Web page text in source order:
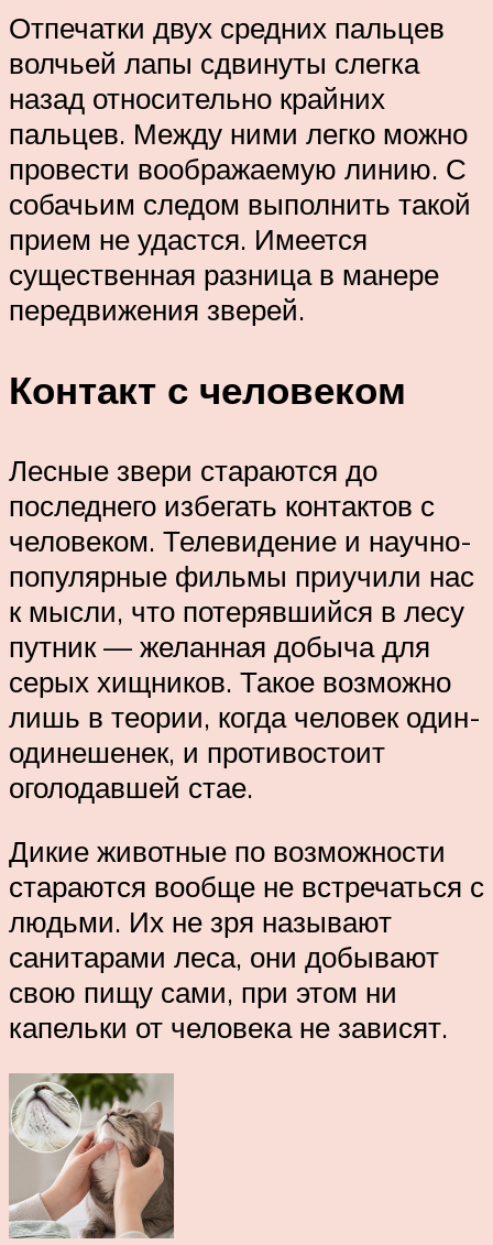
Отпечатки двух средних пальцев
волчьей лапы сдвинуты слегка
назад относительно крайних
пальцев. Между ними легко можно
провести воображаемую линию. С
собачьим следом выполнить такой
прием не удастся. Имеется
существенная разница в манере
передвижения зверей.
Контакт с человеком
Лесные звери стараются до
последнего избегать контактов с
человеком. Телевидение и научно-
популярные фильмы приучили нас
к мысли, что потерявшийся в лесу
путник — желанная добыча для
серых хищников. Такое возможно
лишь в теории, когда человек один-
одинешенек, и противостоит
оголодавшей стае.
Дикие животные по возможности
стараются вообще не встречаться с
людьми. Их не зря называют
санитарами леса, они добывают
свою пищу сами, при этом ни
капельки от человека не зависят.